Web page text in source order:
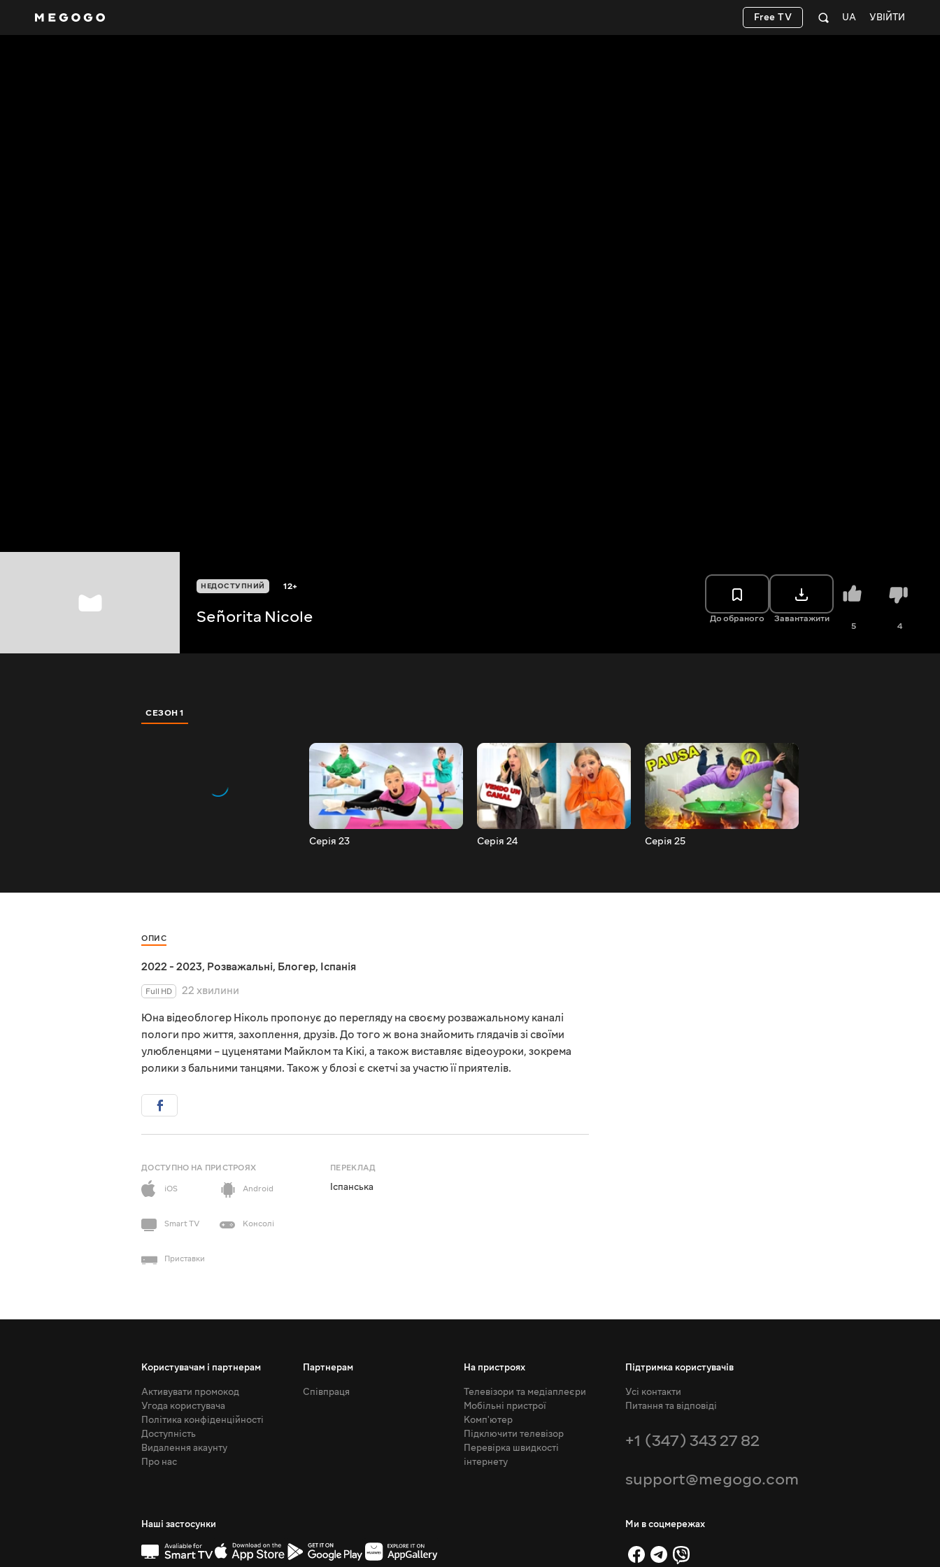
УВІЙТИ
UA
Free TV
НЕДОСТУПНИЙ 12+
Señorita Nicole До обраного Завантажити
5 4
СЕЗОН 1
Серія 23 Серія 24 Серія 25
ОПИС
2022 - 2023, Розважальні, Блогер, Іспанія
Full HD
22 хвилини
Юна відеоблогер Ніколь пропонує до перегляду на своєму розважальному каналі
пологи про життя, захоплення, друзів. До того ж вона знайомить глядачів зі своїми
улюбленцями – цуценятами Майклом та Кікі, а також виставляє відеоуроки, зокрема
ролики з бальними танцями. Також у блозі є скетчі за участю її приятелів.
ДОСТУПНО НА ПРИСТРОЯХ
iOS
Android
Smart TV Консолі
Приставки
ПЕРЕКЛАД
Іспанська
Користувачам і партнерам
Активувати промокод
Угода користувача
Політика конфіденційності
Доступність
Видалення акаунту
Про нас
Партнерам
Співпраця
На пристроях
Телевізори та медіаплеєри
Мобільні пристрої
Комп'ютер
Підключити телевізор
Перевірка швидкості
інтернету
Підтримка користувачів
Усі контакти
Питання та відповіді
+1 (347) 343 27 82
support@megogo.com
Наші застосунки Ми в соцмережах